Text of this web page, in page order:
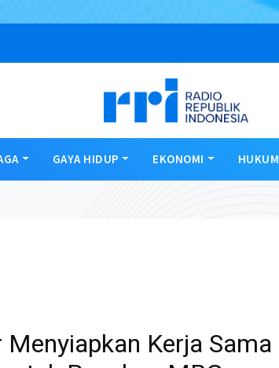
GAYA HIDUP EKONOMI HUKUM
Menyiapkan Kerja Sama